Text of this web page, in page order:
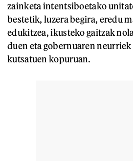
zainketa intentsiboetako
bestetik, luzera begira, eredu
edukitzea, ikusteko gaitzak
duen eta gobernuaren
kutsatuen kopuruan.